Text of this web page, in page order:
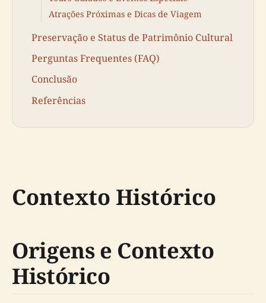
Atrações Próximas e Dicas de Viagem
Preservação e Status de Patrimônio Cultural
Perguntas Frequentes (FAQ)
Conclusão
Referências
Contexto Histórico
Origens e Contexto
Histórico